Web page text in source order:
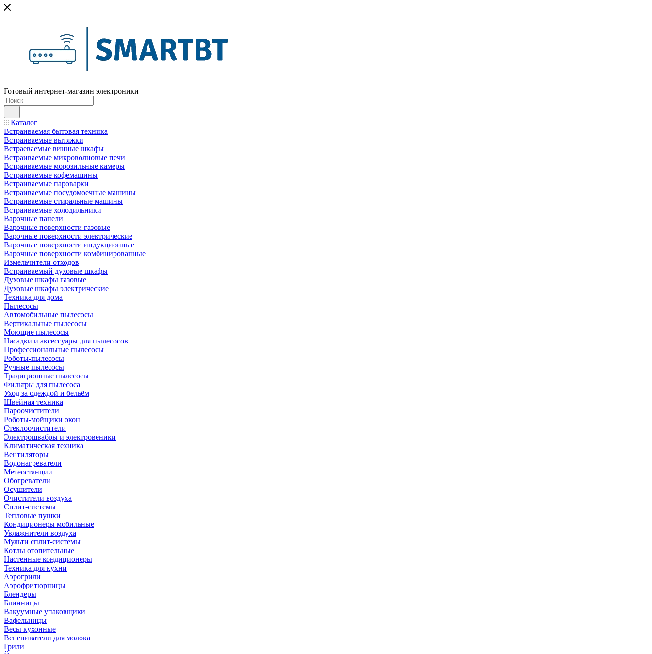
Готовый интернет-магазин электроники
Каталог
Встраиваемая бытовая техника
Встраиваемые вытяжки
Встраеваемые винные шкафы
Встраиваемые микроволновые печи
Встраиваемые морозильные камеры
Встраиваемые кофемашины
Встраиваемые пароварки
Встраиваемые посудомоечные машины
Встраиваемые стиральные машины
Встраиваемые холодильники
Варочные панели
Варочные поверхности газовые
Варочные поверхности электрические
Варочные поверхности индукционные
Варочные поверхности комбинированные
Измельчители отходов
Встраиваемый духовые шкафы
Духовые шкафы газовые
Духовые шкафы электрические
Техника для дома
Пылесосы
Автомобильные пылесосы
Вертикальные пылесосы
Моющие пылесосы
Насадки и аксессуары для пылесосов
Профессиональные пылесосы
Роботы-пылесосы
Ручные пылесосы
Традиционные пылесосы
Фильтры для пылесоса
Уход за одеждой и бельём
Швейная техника
Пароочистители
Роботы-мойщики окон
Стеклоочистители
Электрошвабры и электровеники
Климатическая техника
Вентиляторы
Водонагреватели
Метеостанции
Обогреватели
Осушители
Очистители воздуха
Сплит-системы
Тепловые пушки
Кондиционеры мобильные
Увлажнители воздуха
Мульти сплит-системы
Котлы отопительные
Настенные кондиционеры
Техника для кухни
Аэрогрили
Аэрофритюрницы
Блендеры
Блинницы
Вакуумные упаковщики
Вафельницы
Весы кухонные
Вспениватели для молока
Грили